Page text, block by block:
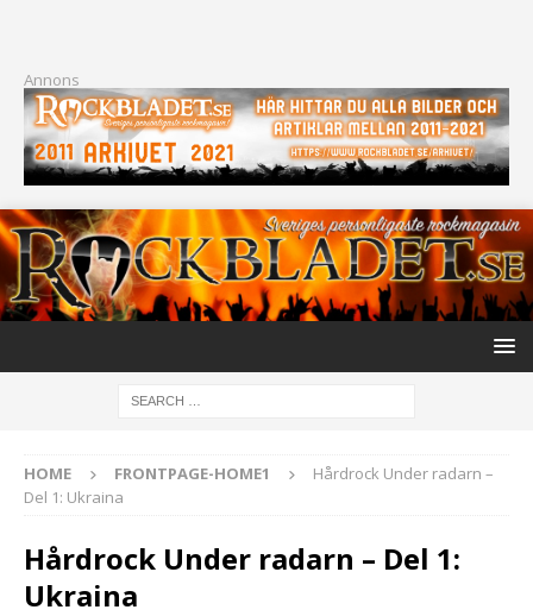
Annons
HOME FRONTPAGE-HOME1
Hårdrock Under radarn –
Del 1: Ukraina
Hårdrock Under radarn – Del 1:
Ukraina